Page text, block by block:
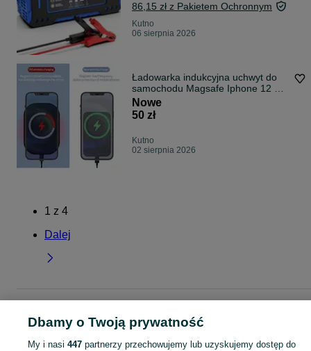
86,15 zł z Pakietem Ochronnym
Kutno
06 sierpnia 2026
Ładowarka indukcyjna uchwyt do
samochodu Magsafe Iphone 12 QI
13 14 15
Nowe
50 zł
Kutno
02 sierpnia 2026
1 z 4
Dalej
Łódzkie
Ładowarki - Kutno
Dbamy o Twoją prywatność
My i nasi 447partnerzy przechowujemy lub uzyskujemy dostęp do